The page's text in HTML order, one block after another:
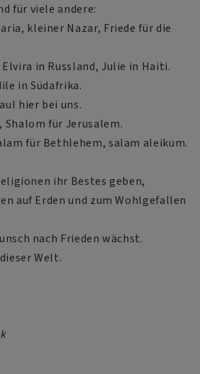
für viele andere:
kleiner Nazar, Friede für die
in Russland, Julie in Haiti.
in Südafrika.
hier bei uns.
für Jerusalem.
für Bethlehem, salam aleikum.
ihr Bestes geben,
auf Erden und zum Wohlgefallen
nach Frieden wächst.
Welt.